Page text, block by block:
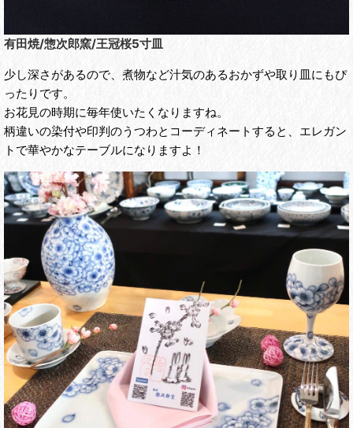
有田焼/惣次郎窯/王冠桜5寸皿
少し深さがあるので、煮物など汁気のあるおかずや取り皿にもぴ
ったりです。
お花見の時期に毎年使いたくなりますね。
柄違いの染付や印判のうつわとコーディネートすると、エレガン
トで華やかなテーブルになりますよ！